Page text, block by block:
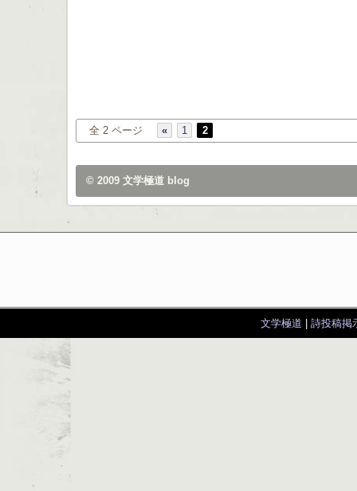
全 2 ページ « 1 2
© 2009 文学極道 blog
文学極道 詩投稿掲